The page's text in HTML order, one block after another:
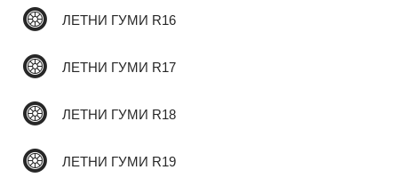
ЛЕТНИ ГУМИ R16
ЛЕТНИ ГУМИ R17
ЛЕТНИ ГУМИ R18
ЛЕТНИ ГУМИ R19